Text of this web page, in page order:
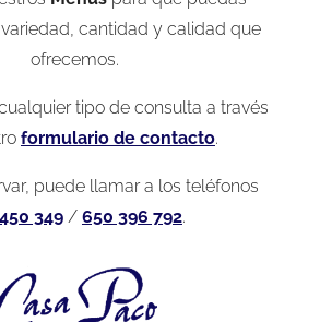
cantidad y calidad que
ofrecemos.
tipo de consulta a través
formulario de contacto.
puede llamar a los teléfonos
349/ 650 396 792.